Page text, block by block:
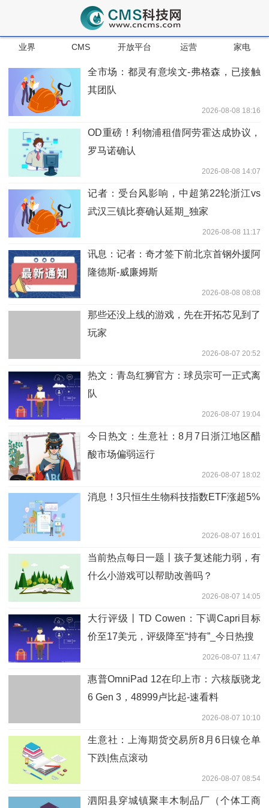
业界 CMS 开放平台 运营 家电
全市场：都灵有意埃文-弗格森，已接触
其团队
2026-08-08 18:16
OD重磅！利物浦租借阿劳霍达成协议，
罗马诺确认
2026-08-08 14:07
记者：受台风影响，中超第22轮浙江vs
武汉三镇比赛确认延期_独家
2026-08-08 11:17
讯息：记者：奇才签下前北京首钢外援阿
隆德斯-威廉姆斯
2026-08-08 08:08
那些还没上线的游戏，先在开拓芯见到了
玩家
2026-08-07 20:52
热文：青岛红狮官方：球员宗可一正式离
队
2026-08-07 19:04
今日热文：生意社：8月7日浙江地区醋
酸市场偏弱运行
2026-08-07 18:02
消息！3只恒生生物科技指数ETF涨超5%
2026-08-07 16:01
当前热点每日一题丨孩子复述能力弱，有
什么小游戏可以帮助改善吗？
2026-08-07 14:05
大行评级丨TD Cowen：下调Capri目标
价至17美元，评级降至“持有”_今日热搜
2026-08-07 11:47
惠普OmniPad 12在印上市：六核版骁龙
6 Gen 3，48999卢比起-速看料
2026-08-07 10:10
生意社：上海期货交易所8月6日镍仓单
下跌|焦点滚动
2026-08-07 08:54
泗阳县穿城镇聚丰木制品厂（个体工商